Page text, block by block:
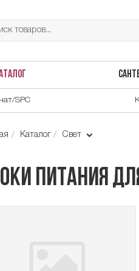
SPC
Каталог Свет
питания